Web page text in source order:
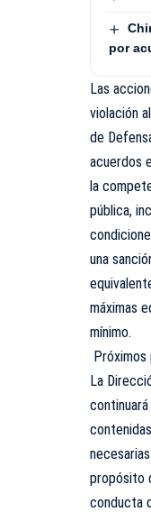
por
Las
violación
de
acuerdos
la
pública,
una
máximas
mínimo.
Próximos
La
propósito
conducta